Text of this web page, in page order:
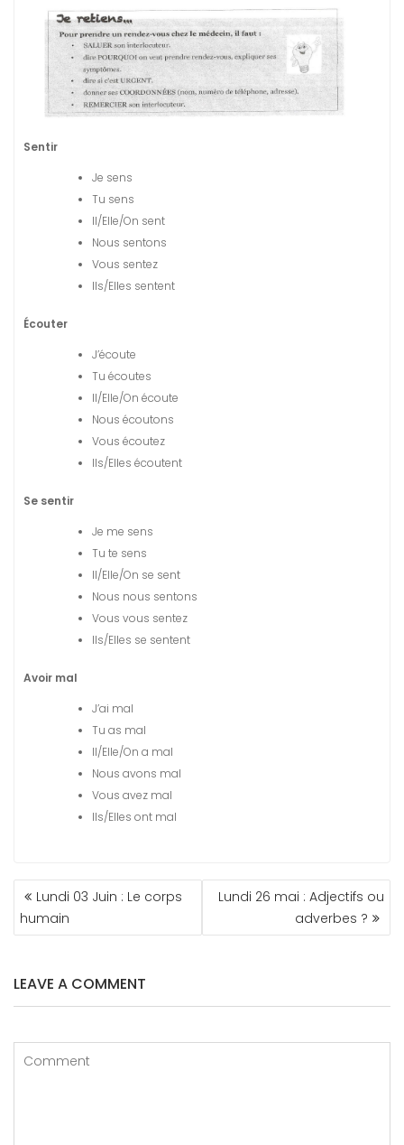
Sentir
Je sens
Tu sens
Il/Elle/On sent
Nous sentons
Vous sentez
Ils/Elles sentent
Écouter
J’écoute
Tu écoutes
Il/Elle/On écoute
Nous écoutons
Vous écoutez
Ils/Elles écoutent
Se sentir
Je me sens
Tu te sens
Il/Elle/On se sent
Nous nous sentons
Vous vous sentez
Ils/Elles se sentent
Avoir mal
J’ai mal
Tu as mal
Il/Elle/On a mal
Nous avons mal
Vous avez mal
Ils/Elles ont mal
NAVIGATION
DE
L’ARTICLE
Lundi 03 Juin : Le corps
humain
Lundi 26 mai : Adjectifs ou
adverbes ?
LEAVE A COMMENT